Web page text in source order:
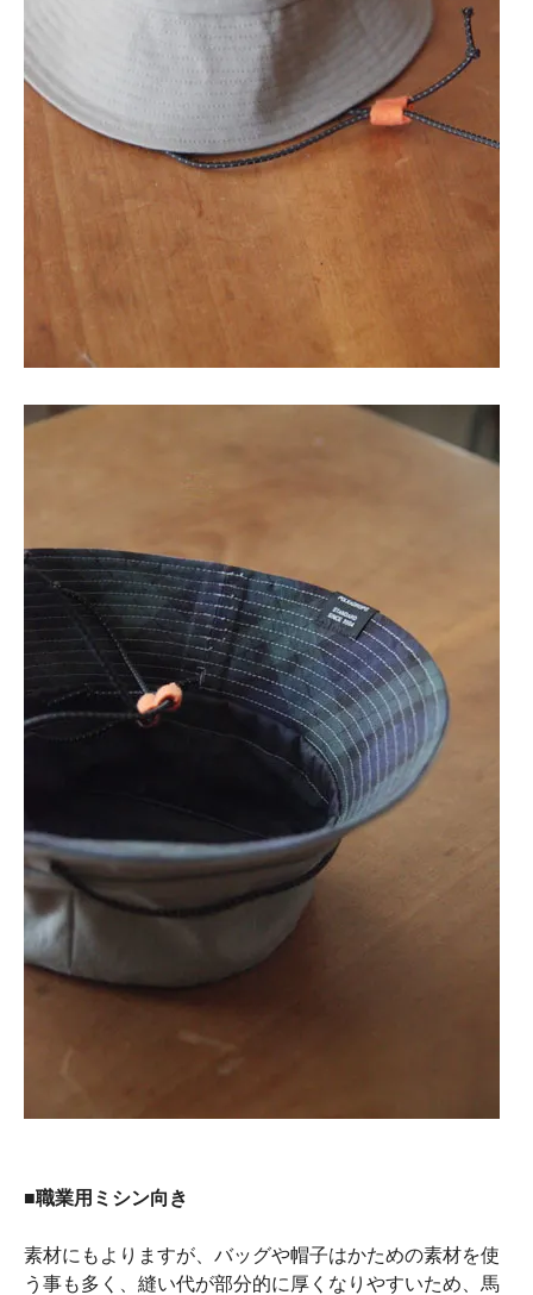
■職業用ミシン向き
素材にもよりますが、バッグや帽子はかための素材を使
う事も多く、縫い代が部分的に厚くなりやすいため、馬